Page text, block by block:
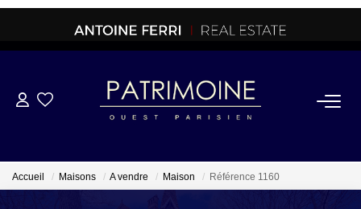
ACHETER
OFF MARKET
Accueil Maisons A vendre Maison Référence 1160